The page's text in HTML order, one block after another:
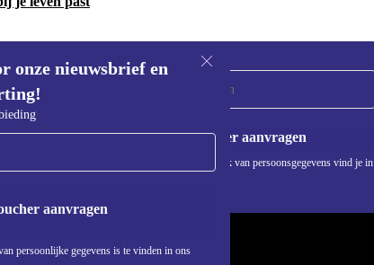
onze nieuwsbrief en
aanvragen
persoonlijke gegevens is te vinden in ons
en
Voucher aanvragen
Informatie over het gebruik van persoonsgegevens vind je in
NEW.